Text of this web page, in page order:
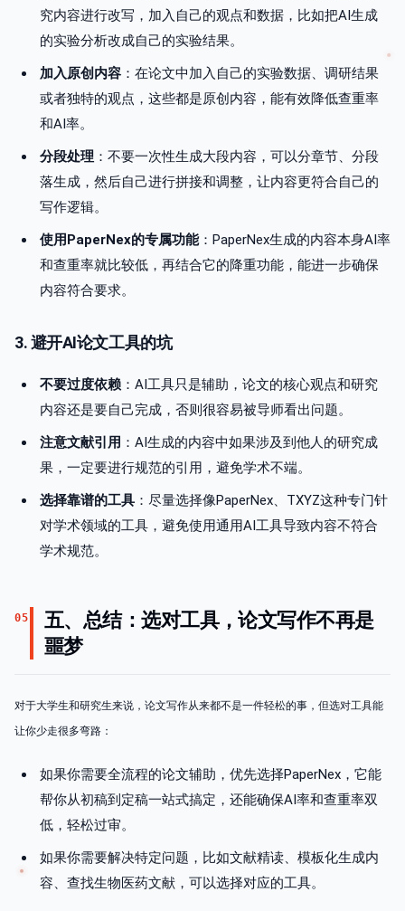
究内容进行改写，加入自己的观点和数据，比如把AI生成
的实验分析改成自己的实验结果。
加入原创内容 ：在论文中加入自己的实验数据、调研结果
或者独特的观点，这些都是原创内容，能有效降低查重率
和AI率。
分段处理 ：不要一次性生成大段内容，可以分章节、分段
落生成，然后自己进行拼接和调整，让内容更符合自己的
写作逻辑。
使用PaperNex的专属功能：PaperNex生成的内容本身AI率
和查重率就比较低，再结合它的降重功能，能进一步确保
内容符合要求。
3. 避开AI论文工具的坑
不要过度依赖 ：AI工具只是辅助，论文的核心观点和研究
内容还是要自己完成，否则很容易被导师看出问题。
注意文献引用 ：AI生成的内容中如果涉及到他人的研究成
果，一定要进行规范的引用，避免学术不端。
选择靠谱的工具 ：尽量选择像PaperNex、TXYZ这种专门针
对学术领域的工具，避免使用通用AI工具导致内容不符合
学术规范。
05
五、总结：选对工具，论文写作不再是
噩梦
对于大学生和研究生来说，论文写作从来都不是一件轻松的事，但选对工具能
让你少走很多弯路：
如果你需要全流程的论文辅助，优先选择PaperNex，它能
帮你从初稿到定稿一站式搞定，还能确保AI率和查重率双
低，轻松过审。
如果你需要解决特定问题，比如文献精读、模板化生成内
容、查找生物医药文献，可以选择对应的工具。